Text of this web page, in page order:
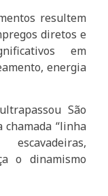
resultem
diretos e
em
energia
São
chamada “linha
o dinamismo